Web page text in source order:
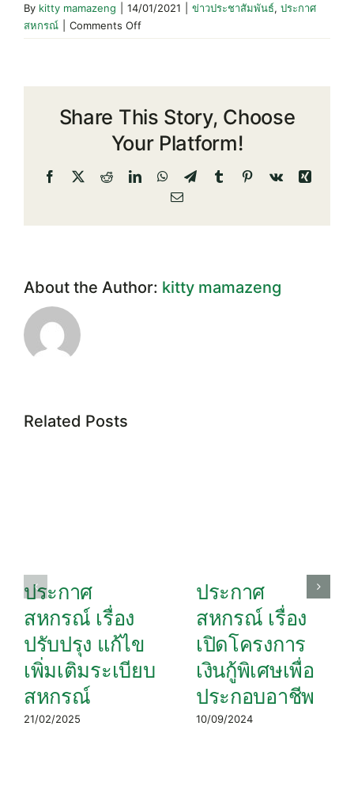
By kitty mamazeng 14/01/2021 ข่าวประชาสัมพันธ์, ประกาศ
สหกรณ์
Comments Offon
ประกาศ
2564
เรื่อง
การ
ใหญ่
Share This Story, Choose
Your Platform!
Facebook
X RedditLinkedInWhatsApp
TelegramTumblrPinterest
Vk
Xing
Email
About the Author: kitty mamazeng
Related Posts
ประกาศ
สหกรณ์ เรื่อง
ปรับปรุง แก้ไข
เพิ่มเติมระเบียบ
สหกรณ์
21/02/2025
ประกาศ
สหกรณ์ เรื่อง
เปิดโครงการ
เงินกู้พิเศษเพื่อ
ประกอบอาชีพ
10/09/2024